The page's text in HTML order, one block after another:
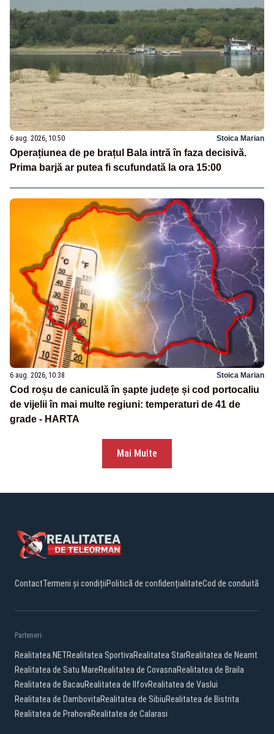
6 aug. 2026, 10:50 Stoica Marian
Operațiunea de pe brațul Bala intră în faza decisivă.
Prima barjă ar putea fi scufundată la ora 15:00
6 aug. 2026, 10:38 Stoica Marian
Cod roșu de caniculă în șapte județe și cod portocaliu
de vijelii în mai multe regiuni: temperaturi de 41 de
grade - HARTA
Mai Multe
ContactTermeni și condițiiPolitică de confidențialitateCod de conduită
Parteneri:
Realitatea.NETRealitatea SportivaRealitatea StarRealitatea de Neamt
Realitatea de Satu MareRealitatea de CovasnaRealitatea de Braila
Realitatea de BacauRealitatea de IlfovRealitatea de Vaslui
Realitatea de DambovitaRealitatea de SibiuRealitatea de Bistrita
Realitatea de PrahovaRealitatea de Calarasi